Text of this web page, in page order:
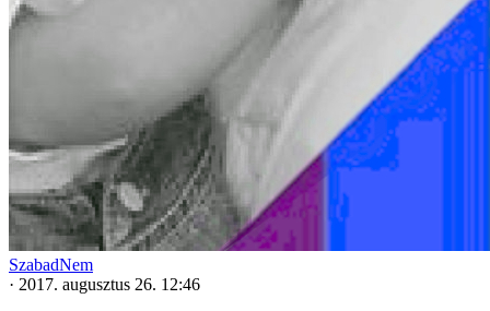
SzabadNem
· 2017. augusztus 26. 12:46